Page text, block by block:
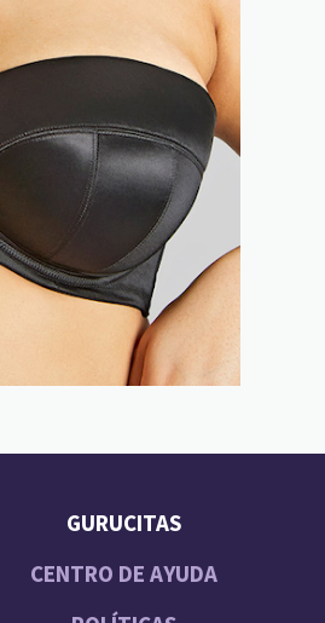
GURUCITAS
CENTRO DE AYUDA